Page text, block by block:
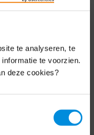
te analyseren, te
te voorzien.
deze cookies?